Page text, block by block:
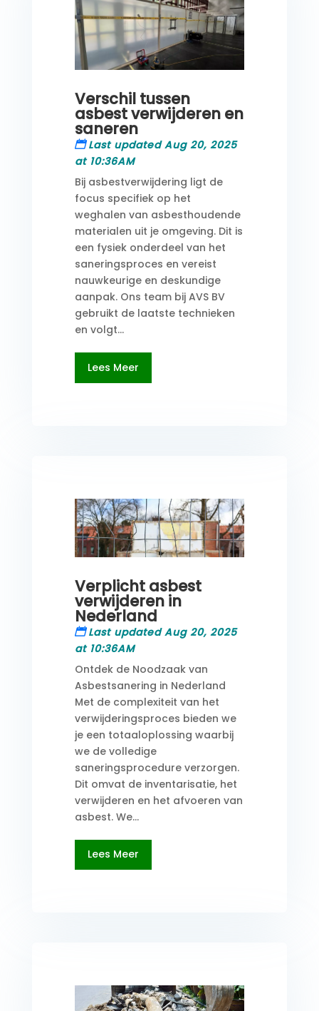
Verschil tussen
asbest verwijderen en
saneren
Last updated Aug 20, 2025
at 10:36AM
Bij asbestverwijdering ligt de
focus specifiek op het
weghalen van asbesthoudende
materialen uit je omgeving. Dit is
een fysiek onderdeel van het
saneringsproces en vereist
nauwkeurige en deskundige
aanpak. Ons team bij AVS BV
gebruikt de laatste technieken
en volgt...
Lees Meer
Verplicht asbest
verwijderen in
Nederland
Last updated Aug 20, 2025
at 10:36AM
Ontdek de Noodzaak van
Asbestsanering in Nederland
Met de complexiteit van het
verwijderingsproces bieden we
je een totaaloplossing waarbij
we de volledige
saneringsprocedure verzorgen.
Dit omvat de inventarisatie, het
verwijderen en het afvoeren van
asbest. We...
Lees Meer